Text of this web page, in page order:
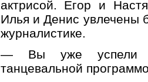
актрисой. Егор и
Илья и Денис увлечены
журналистике.
— Вы уже успели
танцевальной